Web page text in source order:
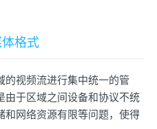
格式
的视频流进行集中统一的管
由于区域之间设备和协议不统
和网络资源有限等问题，使得